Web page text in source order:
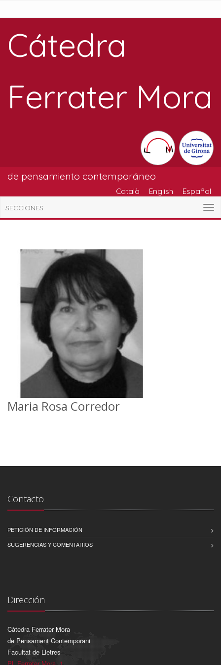
Cátedra
Ferrater Mora
de pensamiento contemporáneo
Català English Español
SECCIONES
Maria Rosa Corredor
Contacto
PETICIÓN DE INFORMACIÓN
SUGERENCIAS Y COMENTARIOS
Dirección
Càtedra Ferrater Mora
de Pensament Contemporani
Facultat de Lletres